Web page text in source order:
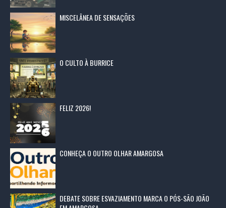
MISCELÂNEA DE SENSAÇÕES
O CULTO À BURRICE
FELIZ 2026!
CONHEÇA O OUTRO OLHAR AMARGOSA
DEBATE SOBRE ESVAZIAMENTO MARCA O PÓS-SÃO JOÃO